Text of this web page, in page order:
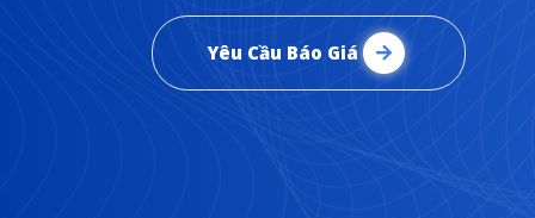
Yêu Cầu Báo Giá